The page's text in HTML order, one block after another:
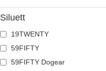
Siluett
19TWENTY
59FIFTY
59FIFTY Dogear